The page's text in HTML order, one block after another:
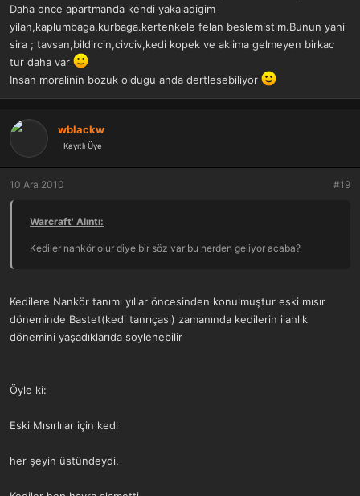
Daha once apartmanda kendi yakaladigim
yilan,kaplumbaga,kurbaga.kertenkele felan beslemistim.Bunun yani
sira ; tavsan,bildircin,civciv,kedi kopek ve aklima gelmeyen birkac
tur daha var
Insan moralinin bozuk oldugu anda dertlesebiliyor
wblackw
Kayıtlı Üye
10 Ara 2010 #19
Warcraft' Alıntı:
Kediler nankör olur diye bir söz var bu nerden geliyor acaba?
Kedilere Nankör tanımı yıllar öncesinden konulmuştur eski mısır
döneminde Bastet(kedi tanrıçası) zamanında kedilerin ilahlık
dönemini yaşadıklarıda soylenebilir
Öyle ki:
Eski Mısırlılar için kedi
her şeyin üstündeydi.